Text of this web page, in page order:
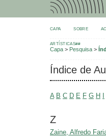
CAPA SOBRE
ARTÍSTICAS##
Capa > Pesquisa >
Índice de
A B C D E F G H
Z
Zaine, Alfredo